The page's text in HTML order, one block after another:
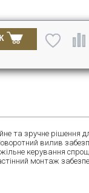
та зручне рішення
вилив
керування
монтаж